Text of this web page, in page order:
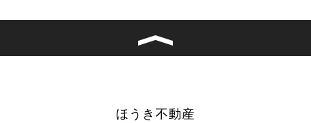
ほうき不動産